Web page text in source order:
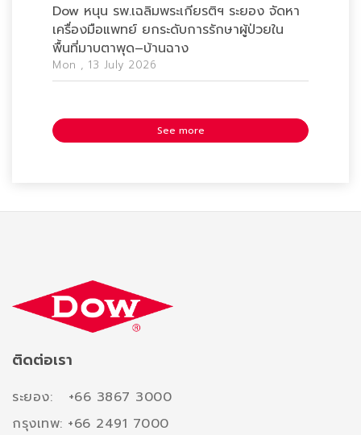
Dow หนุน รพ.เฉลิมพระเกียรติฯ ระยอง จัดหา
เครื่องมือแพทย์ ยกระดับการรักษาผู้ป่วยใน
พื้นที่มาบตาพุด–บ้านฉาง
Mon , 13 July 2026
See more
ติดต่อเรา
ระยอง: +66 3867 3000
กรุงเทพ: +66 2491 7000